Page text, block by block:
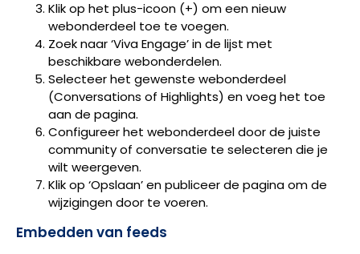
Klik op het plus-icoon (+) om een nieuw
webonderdeel toe te voegen.
Zoek naar ‘Viva Engage’ in de lijst met
beschikbare webonderdelen.
Selecteer het gewenste webonderdeel
(Conversations of Highlights) en voeg het toe
aan de pagina.
Configureer het webonderdeel door de juiste
community of conversatie te selecteren die je
wilt weergeven.
Klik op ‘Opslaan’ en publiceer de pagina om de
wijzigingen door te voeren.
Embedden van feeds